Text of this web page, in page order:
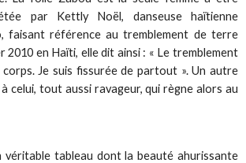
par Kettly Noël, danseuse haïtienne
faisant référence au tremblement de terre
2010 en Haïti, elle dit ainsi : « Le tremblement
corps. Je suis fissurée de partout ». Un autre
celui, tout aussi ravageur, qui règne alors au
véritable tableau dont la beauté ahurissante